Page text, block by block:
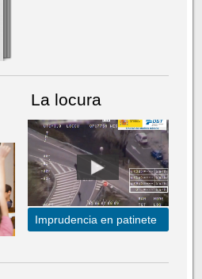
La locura
Imprudencia en patinete